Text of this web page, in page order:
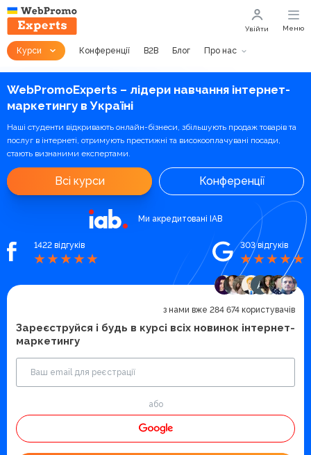
Курси Конференції B2B Блог Про нас
Увійти Меню
WebPromoExperts – лідери навчання інтернет-
маркетингу в Україні
Наші студенти відкривають онлайн-бізнеси, збільшують продаж товарів та
послуг в інтернеті, отримують престижні та високооплачувані посади,
стають визнаними експертами.
Всі курси Конференції
Ми акредитовані IAB
1422 відгуків 303 відгуків
з нами вже 284 674 користувачів
Зареєструйся і будь в курсі всіх новинок інтернет-
маркетингу
або